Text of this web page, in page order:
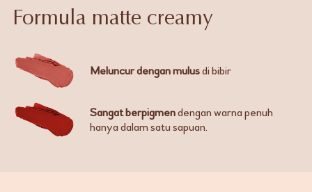
Formula matte creamy
Meluncur dengan mulusdi bibir
Sangat berpigmendengan warna penuh
hanya dalam satu sapuan.